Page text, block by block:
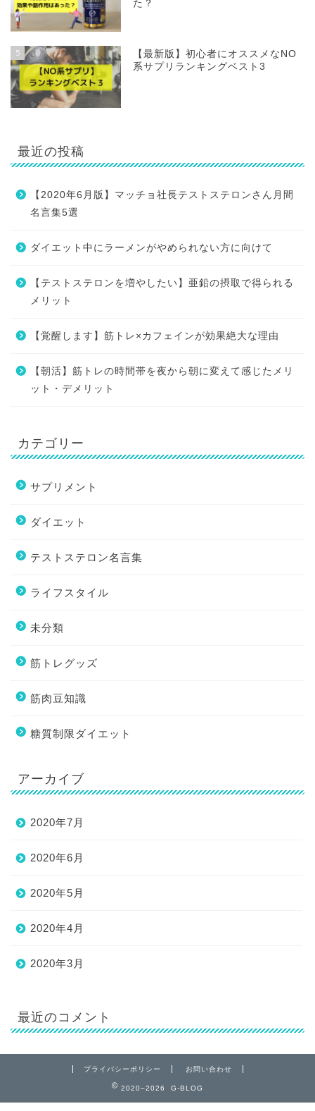
た？
5
【最新版】初心者にオススメなNO
系サプリランキングベスト3
最近の投稿
【2020年6月版】マッチョ社長テストステロンさん月間
名言集5選
ダイエット中にラーメンがやめられない方に向けて
【テストステロンを増やしたい】亜鉛の摂取で得られる
メリット
【覚醒します】筋トレ×カフェインが効果絶大な理由
【朝活】筋トレの時間帯を夜から朝に変えて感じたメリ
ット・デメリット
カテゴリー
サプリメント
ダイエット
テストステロン名言集
ライフスタイル
未分類
筋トレグッズ
筋肉豆知識
糖質制限ダイエット
アーカイブ
2020年7月
2020年6月
2020年5月
2020年4月
2020年3月
最近のコメント
プライバシーポリシー お問い合わせ
2020–2026 G-BLOG